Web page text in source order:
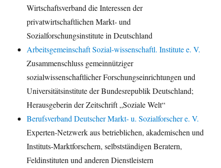
Wirtschaftsverband die Interessen der
privatwirtschaftlichen Markt- und
Sozialforschungsinstitute in Deutschland
Arbeitsgemeinschaft Sozial-wissenschaftl. Institute e. V.
Zusammenschluss gemeinnütziger
sozialwissenschaftlicher Forschungseinrichtungen und
Universitätsinstitute der Bundesrepublik Deutschland;
Herausgeberin der Zeitschrift „Soziale Welt“
Berufsverband Deutscher Markt- u. Sozialforscher e. V.
Experten-Netzwerk aus betrieblichen, akademischen und
Instituts-Marktforschern, selbstständigen Beratern,
Feldinstituten und anderen Dienstleistern